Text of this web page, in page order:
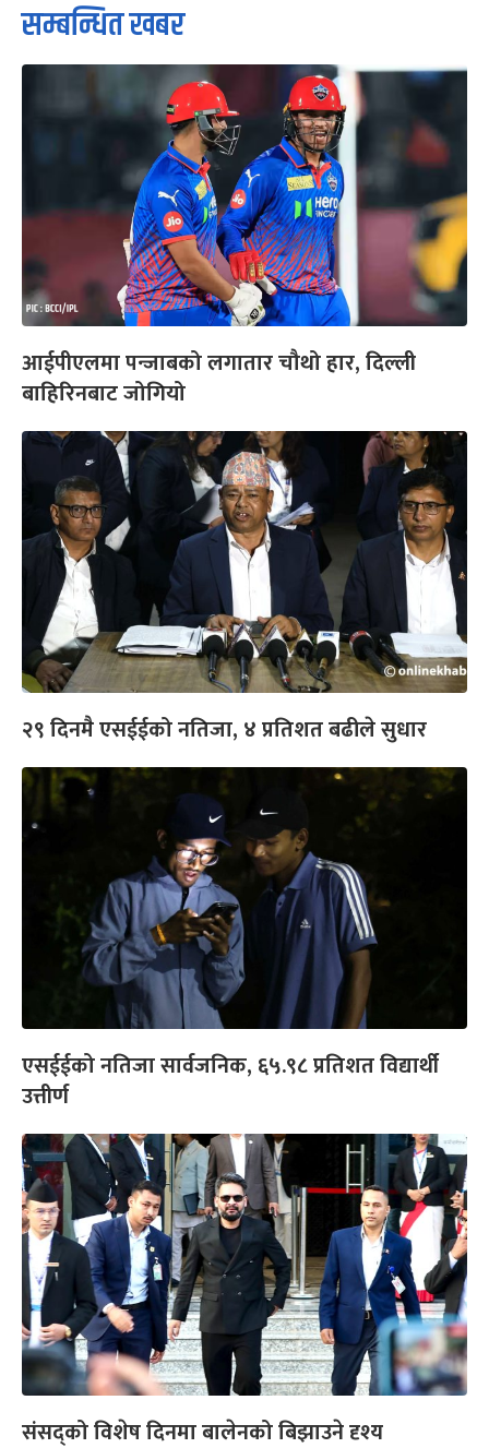
सम्बन्धित खबर
आईपीएलमा पन्जाबको लगातार चौथो हार, दिल्ली
बाहिरिनबाट जोगियो
२९ दिनमै एसईईको नतिजा, ४ प्रतिशत बढीले सुधार
एसईईको नतिजा सार्वजनिक, ६५.९८ प्रतिशत विद्यार्थी
उत्तीर्ण
संसद्को विशेष दिनमा बालेनको बिझाउने दृश्य